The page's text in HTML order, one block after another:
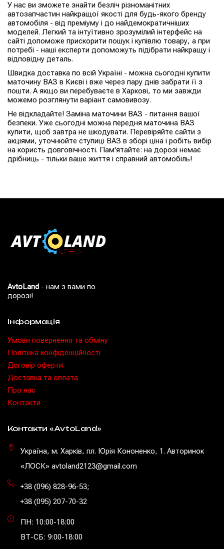
У нас ви зможете знайти безліч різноманітних
автозапчастин найкращої якості для будь-якого бренду
автомобіля - від преміуму і до найдемократичніших
моделей. Легкий та інтуїтивно зрозумілий інтерфейс на
сайті допоможе прискорити пошук і купівлю товару, а при
потребі - наші експерти допоможуть підібрати найкращу і
відповідну деталь.
Швидка доставка по всій Україні - можна сьогодні купити
маточину ВАЗ в Києві і вже через пару днів забрати її з
пошти. А якщо ви перебуваєте в Харкові, то ми завжди
можемо розглянути варіант самовивозу.
Не відкладайте! Заміна маточини ВАЗ - питання вашої
безпеки. Уже сьогодні можна передня маточина ВАЗ
купити, щоб завтра не шкодувати. Перевіряйте сайти з
акціями, уточнюйте ступиці ВАЗ в зборі ціна і робіть вибір
на користь довговічності. Пам'ятайте: на дорозі немає
дрібниць - тільки ваше життя і справний автомобіль!
AvtoLand - нам з вами по
дорозі!
Інформація
Умови повернення та обміну
Політика конфіденційності
Договір оферти
Доставка та оплата
Про нас
Контакти
Контакти «AvtoLand»
Україна, м. Харків, пл. Юрія Кононенко, 1. Авторинок
«ЛОСК» avtoland2123@gmail.com
+38 (096) 828-96-53;
+38 (095) 207-70-32
ПН: 10:00-18:00
ВТ-СБ: 9:00-18:00